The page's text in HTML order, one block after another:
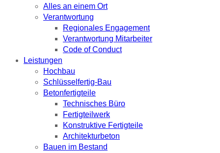
Alles an einem Ort
Verantwortung
Regionales Engagement
Verantwortung Mitarbeiter
Code of Conduct
Leistungen
Hochbau
Schlüsselfertig-Bau
Betonfertigteile
Technisches Büro
Fertigteilwerk
Konstruktive Fertigteile
Architekturbeton
Bauen im Bestand